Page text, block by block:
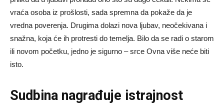
vraća osoba iz prošlosti, sada spremna da pokaže da je
vredna poverenja. Drugima dolazi nova ljubav, neočekivana i
snažna, koja će ih protresti do temelja. Bilo da se radi o starom
ili novom početku, jedno je sigurno – srce Ovna više neće biti
isto.
Sudbina nagrađuje istrajnost